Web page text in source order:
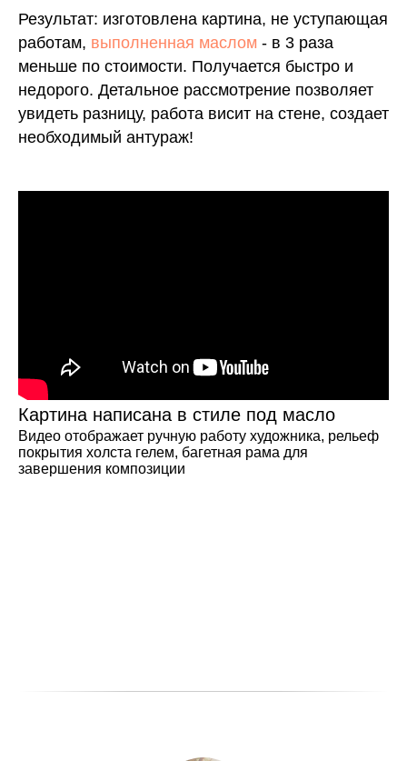
Результат: изготовлена картина, не уступающая
работам, выполненная маслом - в 3 раза
меньше по стоимости. Получается быстро и
недорого. Детальное рассмотрение позволяет
увидеть разницу, работа висит на стене, создает
необходимый антураж!
Картина написана в стиле под масло
Видео отображает ручную работу художника, рельеф
покрытия холста гелем, багетная рама для
завершения композиции